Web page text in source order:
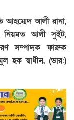
আহম্মেদ আলী রানা,
নিয়মত আলী সুইট,
সম্পাদক ফারুক
হক স্বাধীন, (ভার:)